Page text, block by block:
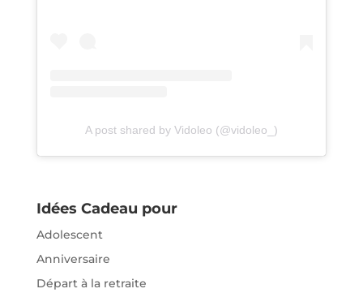
A post shared by Vidoleo (@vidoleo_)
Idées Cadeau pour
Adolescent
Anniversaire
Départ à la retraite